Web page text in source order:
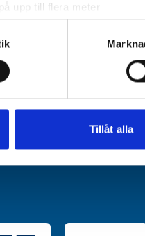
upp till flera meter
i
detaljsektionen. Du
och annan information
kan i sin tur kombinera
Tillåt alla